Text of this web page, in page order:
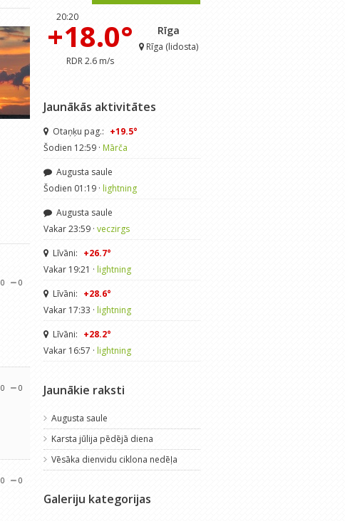
Ziemassvētku rīts.
Migla
· Dec 25, 2017
0
0
0
0
0
0
20:20
+18.0°
RDR 2.6 m/s
Rīga
Rīga (lidosta)
Jaunākās aktivitātes
Otaņķu pag.: +19.5°
Šodien 12:59 · Mārča
Augusta saule
Šodien 01:19 · lightning
Augusta saule
Vakar 23:59 · veczirgs
Līvāni: +26.7°
Vakar 19:21 · lightning
Līvāni: +28.6°
Vakar 17:33 · lightning
Līvāni: +28.2°
Vakar 16:57 · lightning
Jaunākie raksti
Augusta saule
Karsta jūlija pēdējā diena
Vēsāka dienvidu ciklona nedēļa
Galeriju kategorijas